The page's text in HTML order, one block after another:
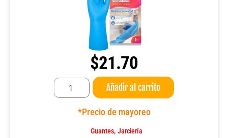
$21.70
Guante
Afelpado
Añadir al carrito
*Precio de mayoreo
Guantes, Jarciería